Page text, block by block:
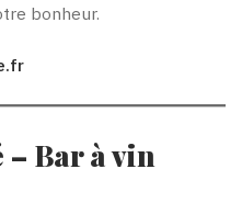
bonheur.
– Bar à vin